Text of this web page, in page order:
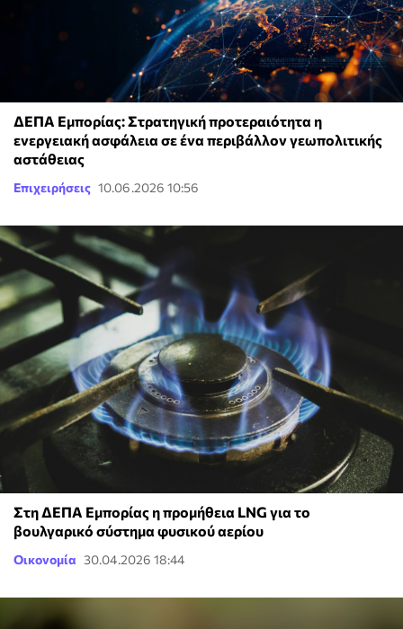
ΔΕΠΑ Εμπορίας: Στρατηγική προτεραιότητα η
ενεργειακή ασφάλεια σε ένα περιβάλλον γεωπολιτικής
αστάθειας
Επιχειρήσεις 10.06.2026 10:56
Στη ΔΕΠΑ Εμπορίας η προμήθεια LNG για το
βουλγαρικό σύστημα φυσικού αερίου
Οικονομία 30.04.2026 18:44